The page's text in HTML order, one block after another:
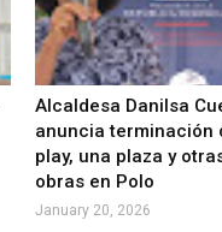
Alcaldesa Danilsa
anuncia terminación
play, una plaza y
obras en Polo
January 20, 2026